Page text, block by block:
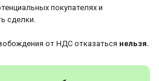
покупателях и
сделки.
от НДС отказаться нельзя.